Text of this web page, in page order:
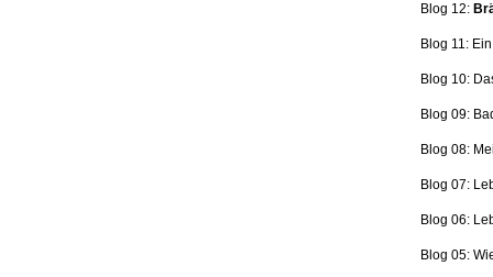
Blog 12:
Blog 11:
Blog 10:
Blog 09:
Blog 08:
Blog 07:
Blog 06:
Blog 05: